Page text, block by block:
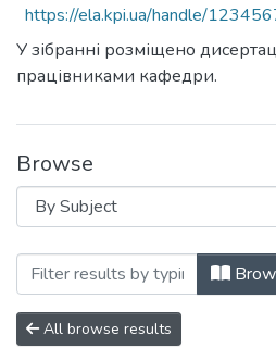
https://ela.kpi.ua/handle/
У зібранні розміщено
працівниками кафедри.
Browse
Browsing
All browse results